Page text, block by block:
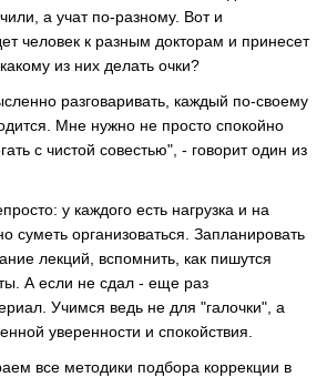
а учат по-разному. Вот и
человек к разным докторам и принесет
из них делать очки?
разговаривать, каждый по-своему
Мне нужно не просто спокойно
с чистой совестью", - говорит один из
у каждого есть нагрузка и на
суметь организоваться. Запланировать
лекций, вспомнить, как пишутся
А если не сдал - еще раз
Учимся ведь не для "галочки", а
уверенности и спокойствия.
все методики подбора коррекции в